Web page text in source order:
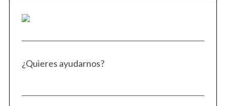
¿Quieres ayudarnos?